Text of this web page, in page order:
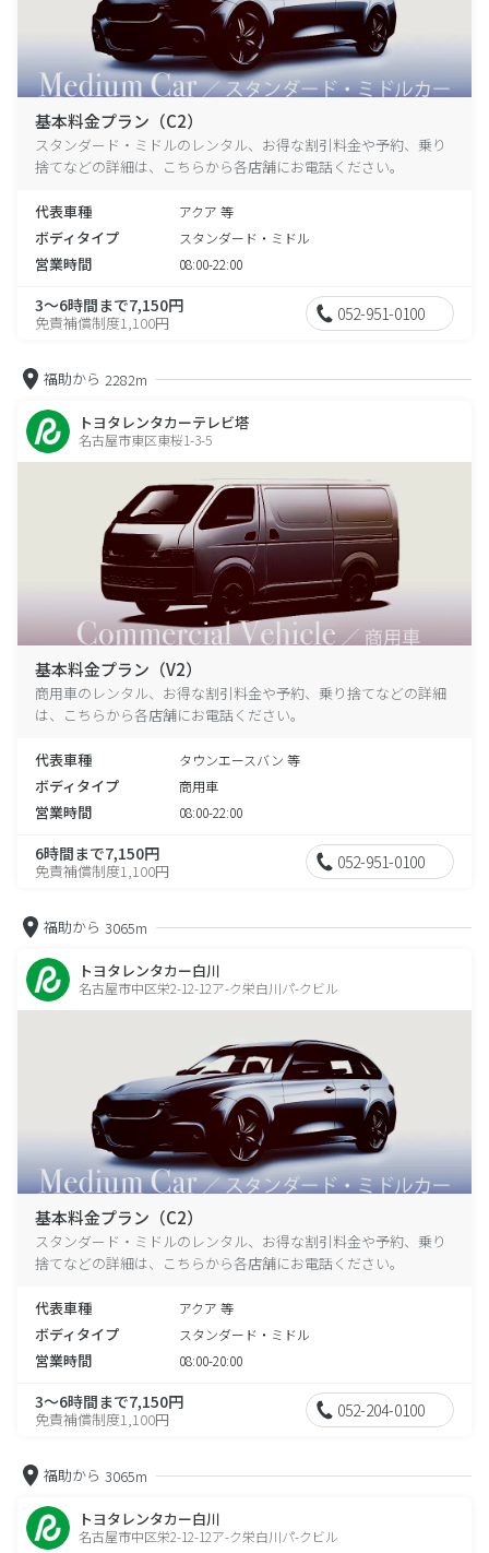
基本料金プラン（C2）
スタンダード・ミドルのレンタル、お得な割引料金や予約、乗り
捨てなどの詳細は、こちらから各店舗にお電話ください。
代表車種 アクア 等
ボディタイプ スタンダード・ミドル
営業時間 08:00-22:00
3～6時間まで7,150円
免責補償制度1,100円 052-951-0100
福助から 2282m
トヨタレンタカーテレビ塔
名古屋市東区東桜1-3-5
基本料金プラン（V2）
商用車のレンタル、お得な割引料金や予約、乗り捨てなどの詳細
は、こちらから各店舗にお電話ください。
代表車種 タウンエースバン 等
ボディタイプ 商用車
営業時間 08:00-22:00
6時間まで7,150円
免責補償制度1,100円 052-951-0100
福助から 3065m
トヨタレンタカー白川
名古屋市中区栄2-12-12ア-ク栄白川パ-クビル
基本料金プラン（C2）
スタンダード・ミドルのレンタル、お得な割引料金や予約、乗り
捨てなどの詳細は、こちらから各店舗にお電話ください。
代表車種 アクア 等
ボディタイプ スタンダード・ミドル
営業時間 08:00-20:00
3～6時間まで7,150円
免責補償制度1,100円 052-204-0100
福助から 3065m
トヨタレンタカー白川
名古屋市中区栄2-12-12ア-ク栄白川パ-クビル